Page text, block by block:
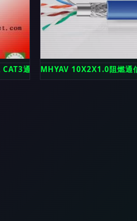
与导电介质镀层考察-考虑如高
通信电缆价格、参数与应用解析
MHYAV 10X2X1.0阻燃通